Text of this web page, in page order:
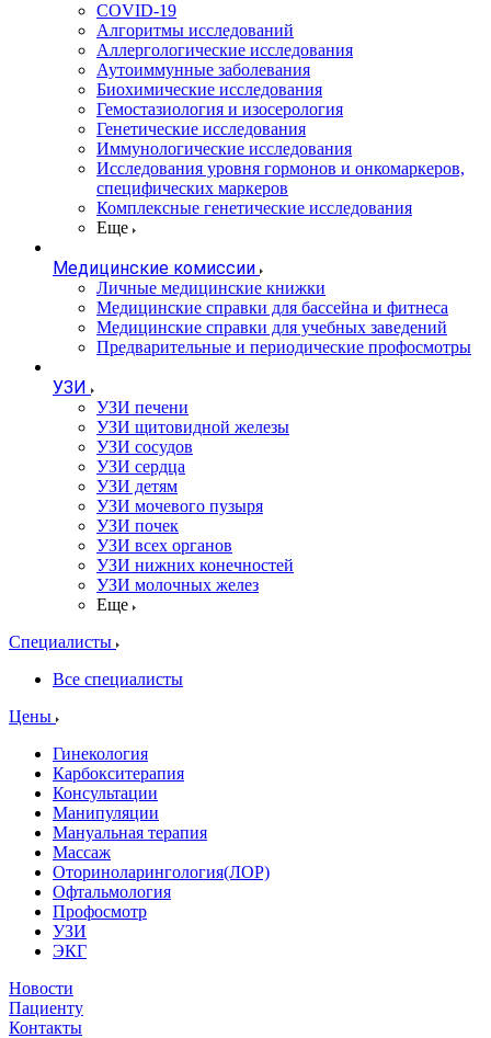
COVID-19
Алгоритмы исследований
Аллергологические исследования
Аутоиммунные заболевания
Биохимические исследования
Гемостазиология и изосерология
Генетические исследования
Иммунологические исследования
Исследования уровня гормонов и онкомаркеров,
специфических маркеров
Комплексные генетические исследования
Еще
Медицинские комиссии
Личные медицинские книжки
Медицинские справки для бассейна и фитнеса
Медицинские справки для учебных заведений
Предварительные и периодические профосмотры
УЗИ
УЗИ печени
УЗИ щитовидной железы
УЗИ сосудов
УЗИ сердца
УЗИ детям
УЗИ мочевого пузыря
УЗИ почек
УЗИ всех органов
УЗИ нижних конечностей
УЗИ молочных желез
Еще
Специалисты
Все специалисты
Цены
Гинекология
Карбокситерапия
Консультации
Манипуляции
Мануальная терапия
Массаж
Оториноларингология(ЛОР)
Офтальмология
Профосмотр
УЗИ
ЭКГ
Новости
Пациенту
Контакты